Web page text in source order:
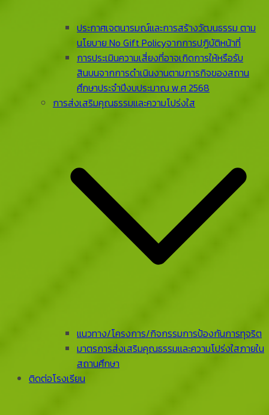
ประกาศเจตนารมณ์และการสร้างวัฒนธรรม ตาม
นโยบาย No Gift Policyจากการปฏิบัติหน้าที่
การประเมินความเสี่ยงที่อาจเกิดการให้หรือรับ
สินบนจากการดําเนินงานตามภารกิจของสถาน
ศึกษาประจําปีงบประมาณ พ.ศ 2568
การส่งเสริมคุณธรรมและความโปร่งใส
แนวทาง/โครงการ/กิจกรรมการป้องกันการทุจริต
มาตรการส่งเสริมคุณธรรมและความโปร่งใสภายใน
สถานศึกษา
ติดต่อโรงเรียน